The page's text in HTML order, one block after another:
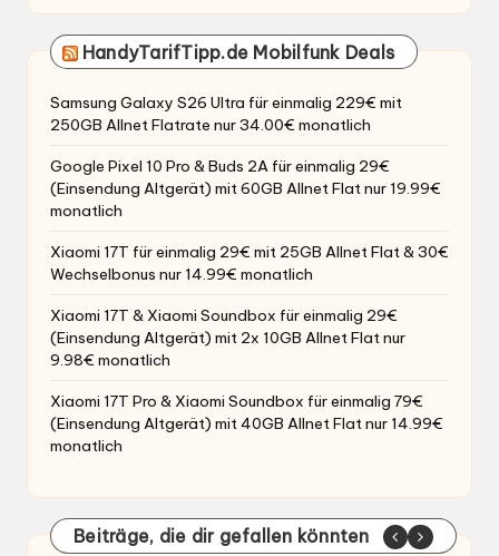
HandyTarifTipp.de Mobilfunk Deals
Samsung Galaxy S26 Ultra für einmalig 229€ mit
250GB Allnet Flatrate nur 34.00€ monatlich
Google Pixel 10 Pro & Buds 2A für einmalig 29€
(Einsendung Altgerät) mit 60GB Allnet Flat nur 19.99€
monatlich
Xiaomi 17T für einmalig 29€ mit 25GB Allnet Flat & 30€
Wechselbonus nur 14.99€ monatlich
Xiaomi 17T & Xiaomi Soundbox für einmalig 29€
(Einsendung Altgerät) mit 2x 10GB Allnet Flat nur
9.98€ monatlich
Xiaomi 17T Pro & Xiaomi Soundbox für einmalig 79€
(Einsendung Altgerät) mit 40GB Allnet Flat nur 14.99€
monatlich
Beiträge, die dir gefallen könnten